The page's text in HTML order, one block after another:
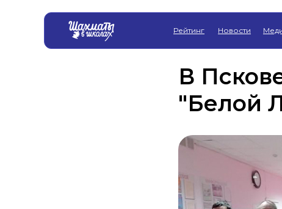
Рейтинг Новости
В
"Белой